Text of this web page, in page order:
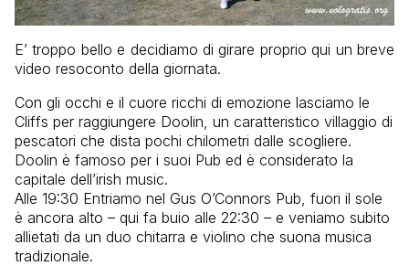
E’ troppo bello e decidiamo di girare proprio qui un breve
video resoconto della giornata.
Con gli occhi e il cuore ricchi di emozione lasciamo le
Cliffs per raggiungere Doolin, un caratteristico villaggio di
pescatori che dista pochi chilometri dalle scogliere.
Doolin è famoso per i suoi Pub ed è considerato la
capitale dell’irish music.
Alle 19:30 Entriamo nel Gus O’Connors Pub, fuori il sole
è ancora alto – qui fa buio alle 22:30 – e veniamo subito
allietati da un duo chitarra e violino che suona musica
tradizionale.